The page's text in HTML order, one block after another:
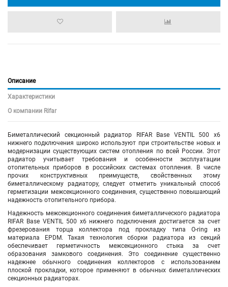
Описание
Характеристики
О компании Rifar
Биметаллический секционный радиатор RIFAR Base VENTIL 500 х6
нижнего подключения широко используют при строительстве новых и
модернизации существующих систем отопления по всей России. Этот
радиатор учитывает требования и особенности эксплуатации
отопительных приборов в российских системах отопления. В числе
прочих конструктивных преимуществ, свойственных этому
биметаллическому радиатору, следует отметить уникальный способ
герметизации межсекционного соединения, существенно повышающий
надежность отопительного прибора.
Надежность межсекционного соединения биметаллического радиатора
RIFAR Base VENTIL 500 х6 нижнего подключения достигается за счет
фрезерования торца коллектора под прокладку типа O-ring из
материала EPDM. Такая технология сборки радиатора из секций
обеспечивает герметичность межсекционного стыка за счет
образования замкового соединения. Это соединение существенно
надежнее обычного соединения коллекторов с использованием
плоской прокладки, которое применяют в обычных биметаллических
секционных радиаторах.